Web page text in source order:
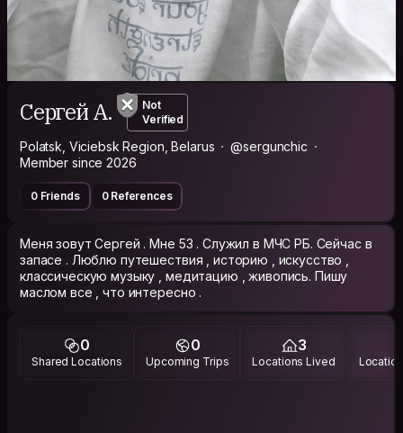
Сергей А.
Not
Verified
Polatsk, Viciebsk Region, Belarus
@sergunchic
Member since 2026
0 Friends 0 References
Меня зовут Сергей . Мне 53 . Служил в МЧС РБ. Сейчас в
запасе . Люблю путешествия , историю , искусство ,
классическую музыку , медитацию , живопись. Пишу
маслом все , что интересно .
0
Shared Locations
0
Upcoming Trips
3
Locations Lived